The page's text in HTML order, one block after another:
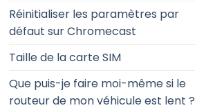
Réinitialiser les paramètres par
défaut sur Chromecast
Taille de la carte SIM
Que puis-je faire moi-même si le
routeur de mon véhicule est lent ?